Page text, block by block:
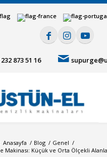
873 51 16
Anasayfa / Blog / Genel /
Makinası: Küçük ve Orta Ölçekli